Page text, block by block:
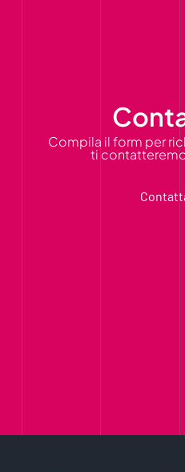
Compila il form per
ti